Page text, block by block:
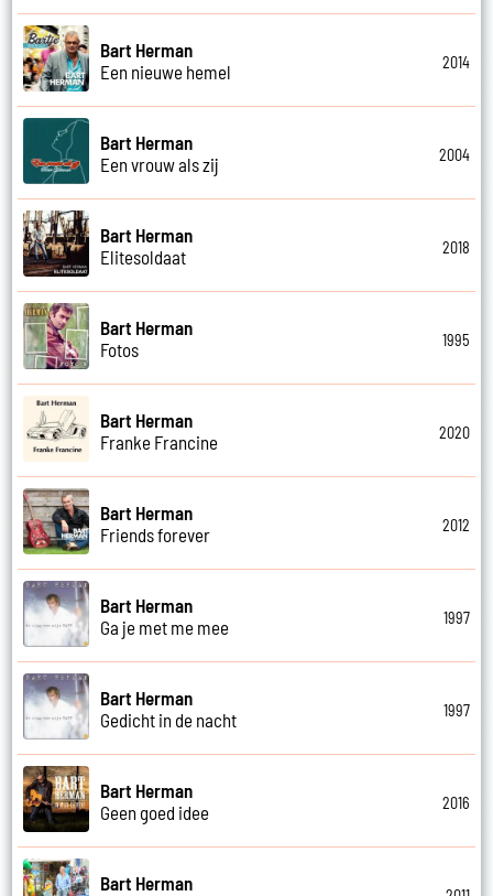
Bart Herman
Een nieuwe hemel
2014
Bart Herman
Een vrouw als zij
2004
Bart Herman
Elitesoldaat
2018
Bart Herman
Fotos
1995
Bart Herman
Franke Francine
2020
Bart Herman
Friends forever
2012
Bart Herman
Ga je met me mee
1997
Bart Herman
Gedicht in de nacht
1997
Bart Herman
Geen goed idee
2016
Bart Herman